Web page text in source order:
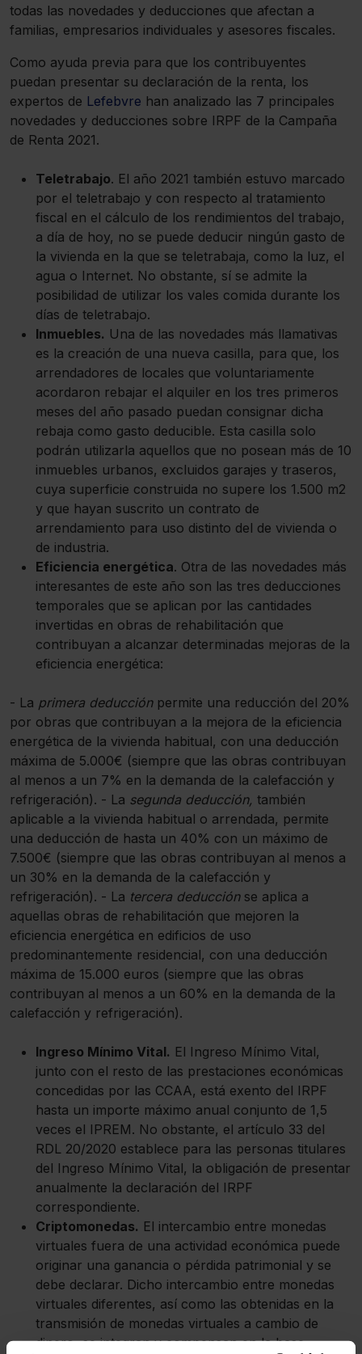
todas las novedades y deducciones que afectan a
familias, empresarios individuales y asesores fiscales.
Como ayuda previa para que los contribuyentes
puedan presentar su declaración de la renta, los
expertos de Lefebvre han analizado las 7 principales
novedades y deducciones sobre IRPF de la Campaña
de Renta 2021.
Teletrabajo. El año 2021 también estuvo marcado
por el teletrabajo y con respecto al tratamiento
fiscal en el cálculo de los rendimientos del trabajo,
a día de hoy, no se puede deducir ningún gasto de
la vivienda en la que se teletrabaja, como la luz, el
agua o Internet. No obstante, sí se admite la
posibilidad de utilizar los vales comida durante los
días de teletrabajo.
Inmuebles. Una de las novedades más llamativas
es la creación de una nueva casilla, para que, los
arrendadores de locales que voluntariamente
acordaron rebajar el alquiler en los tres primeros
meses del año pasado puedan consignar dicha
rebaja como gasto deducible. Esta casilla solo
podrán utilizarla aquellos que no posean más de 10
inmuebles urbanos, excluidos garajes y traseros,
cuya superficie construida no supere los 1.500 m2
y que hayan suscrito un contrato de
arrendamiento para uso distinto del de vivienda o
de industria.
Eficiencia energética. Otra de las novedades más
interesantes de este año son las tres deducciones
temporales que se aplican por las cantidades
invertidas en obras de rehabilitación que
contribuyan a alcanzar determinadas mejoras de la
eficiencia energética:
- La primera deducciónpermite una reducción del 20%
por obras que contribuyan a la mejora de la eficiencia
energética de la vivienda habitual, con una deducción
máxima de 5.000€ (siempre que las obras contribuyan
al menos a un 7% en la demanda de la calefacción y
refrigeración). - La segunda deducción, también
aplicable a la vivienda habitual o arrendada, permite
una deducción de hasta un 40% con un máximo de
7.500€ (siempre que las obras contribuyan al menos a
un 30% en la demanda de la calefacción y
refrigeración). - La tercera deducciónse aplica a
aquellas obras de rehabilitación que mejoren la
eficiencia energética en edificios de uso
predominantemente residencial, con una deducción
máxima de 15.000 euros (siempre que las obras
contribuyan al menos a un 60% en la demanda de la
calefacción y refrigeración).
Ingreso Mínimo Vital. El Ingreso Mínimo Vital,
junto con el resto de las prestaciones económicas
concedidas por las CCAA, está exento del IRPF
hasta un importe máximo anual conjunto de 1,5
veces el IPREM. No obstante, el artículo 33 del
RDL 20/2020 establece para las personas titulares
del Ingreso Mínimo Vital, la obligación de presentar
anualmente la declaración del IRPF
correspondiente.
Criptomonedas. El intercambio entre monedas
virtuales fuera de una actividad económica puede
originar una ganancia o pérdida patrimonial y se
debe declarar. Dicho intercambio entre monedas
virtuales diferentes, así como las obtenidas en la
transmisión de monedas virtuales a cambio de
dinero, se integran y compensan en la base